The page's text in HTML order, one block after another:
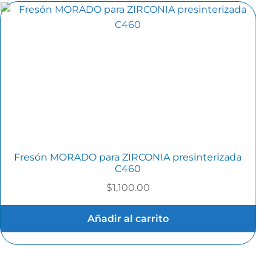
Fresón MORADO para ZIRCONIA presinterizada
C460
$1,100.00
Añadir al carrito